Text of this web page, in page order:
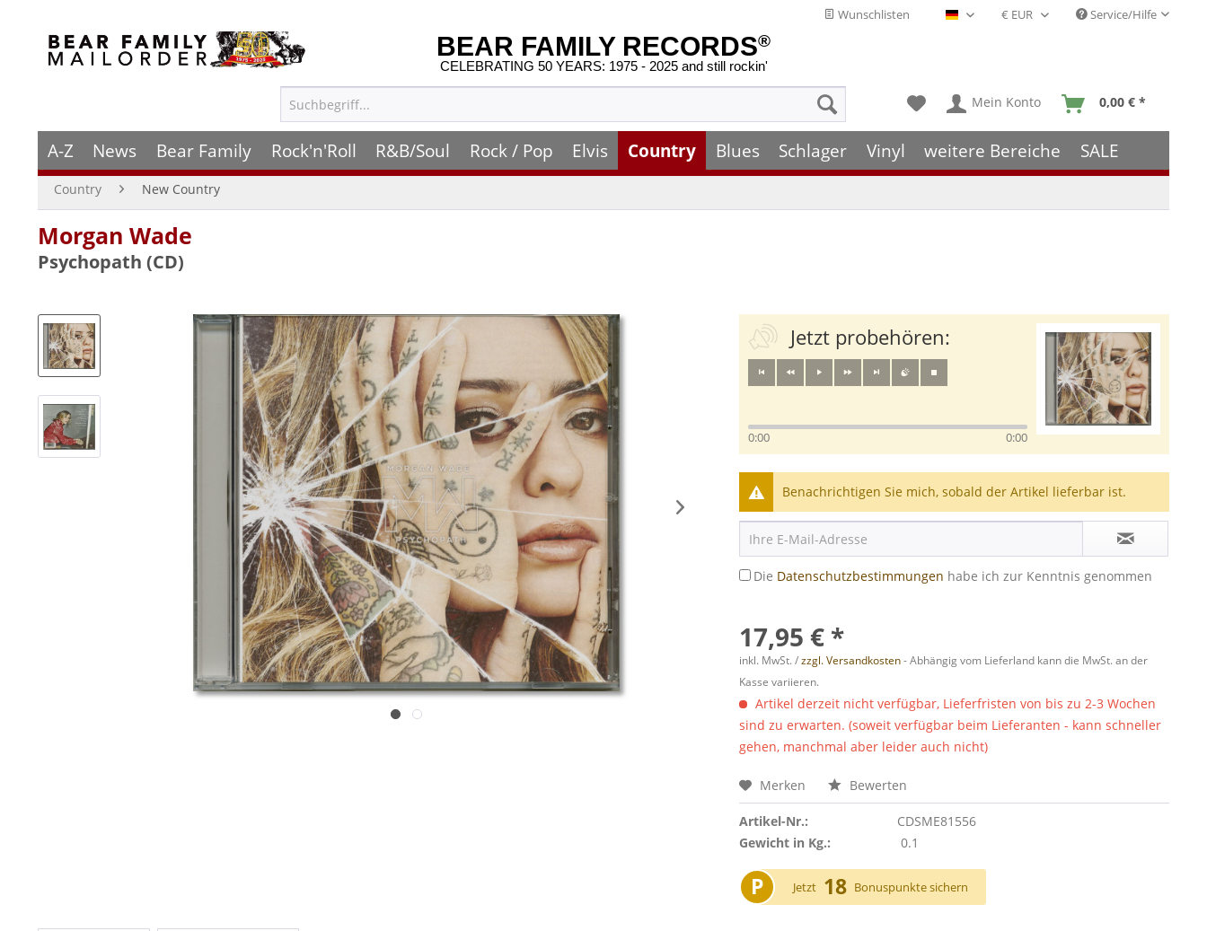
Wunschlisten Deutsch - DE Service/Hilfe
BEAR FAMILY RECORDS®
CELEBRATING 50 YEARS: 1975 - 2025 and still rockin'
Mein Konto 0,00 € *
A-Z News Bear Family Rock'n'Roll R&B/Soul Rock / Pop Elvis Country Blues Schlager Vinyl weitere Bereiche SALE
Country New Country
Morgan Wade
Psychopath (CD)
Jetzt probehören:
0:00 0:00
Benachrichtigen Sie mich, sobald der Artikel lieferbar ist.
Die Datenschutzbestimmungen habe ich zur Kenntnis genommen
17,95 € *
inkl. MwSt. /zzgl. Versandkosten- Abhängig vom Lieferland kann die MwSt. an der
Kasse variieren.
Artikel derzeit nicht verfügbar, Lieferfristen von bis zu 2-3 Wochen
sind zu erwarten. (soweit verfügbar beim Lieferanten - kann schneller
gehen, manchmal aber leider auch nicht)
Merken Bewerten
Artikel-Nr.:
CDSME81556
Gewicht in Kg.:
0.1
P Jetzt 18 Bonuspunkte sichern